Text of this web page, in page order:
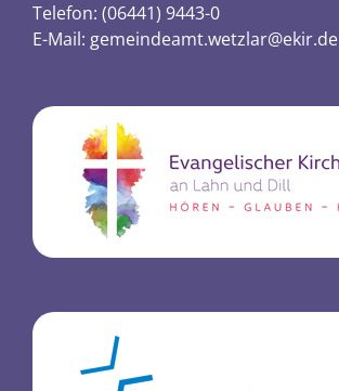
Telefon: (06441) 9443-0
E-Mail: gemeindeamt.wetzlar@ekir.de